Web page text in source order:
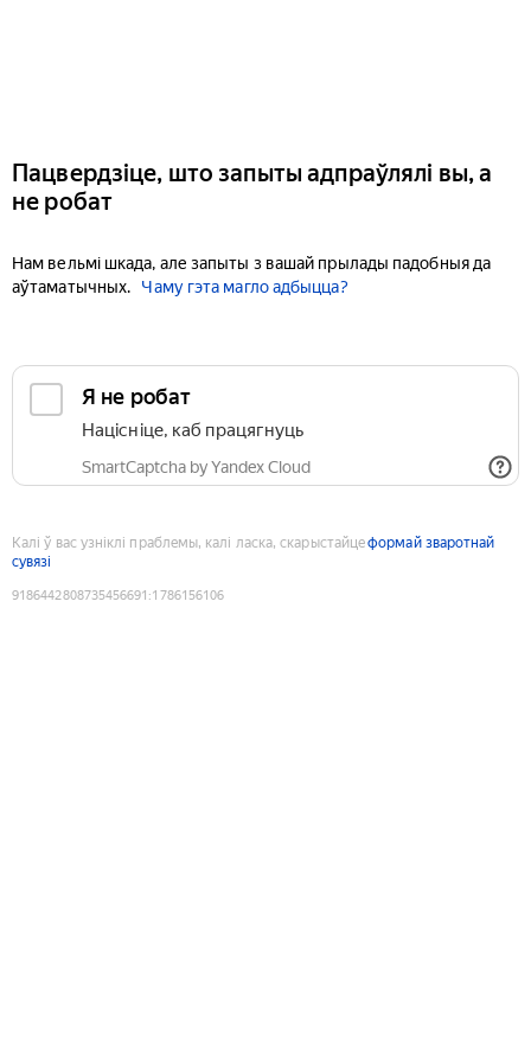
Пацвердзіце, што запыты адпраўлялі вы, а
не робат
Нам вельмі шкада, але запыты з вашай прылады падобныя да
аўтаматычных.
Чаму гэта магло адбыцца?
Я не робат
Націсніце, каб працягнуць
SmartCaptcha by Yandex Cloud
Калі ў вас узніклі праблемы, калі ласка, скарыстайцеформай зваротнай
сувязі
9186442808735456691 :1786156106